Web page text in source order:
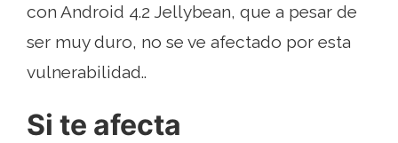
con Android 4.2 Jellybean, que a pesar de
ser muy duro, no se ve afectado por esta
vulnerabilidad..
Si te afecta